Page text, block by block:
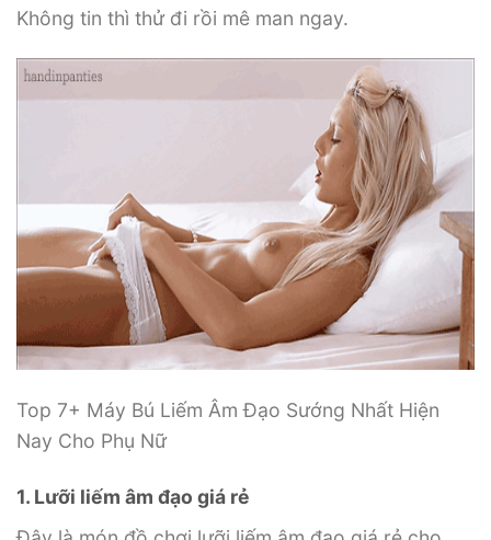
Không tin thì thử đi rồi mê man ngay.
Top 7+ Máy Bú Liếm Âm Đạo Sướng Nhất Hiện
Nay Cho Phụ Nữ
1. Lưỡi liếm âm đạo giá rẻ